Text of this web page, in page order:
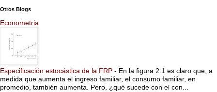
Otros Blogs
Econometria
Especificación estocástica de la FRP - En la figura 2.1 es claro que, a
medida que aumenta el ingreso familiar, el consumo familiar, en
promedio, también aumenta. Pero, ¿qué sucede con el con...